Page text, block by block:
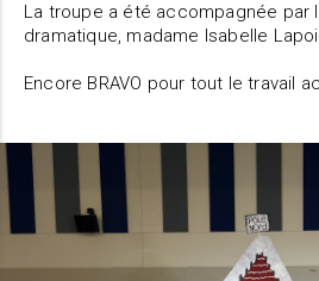
La troupe a été accompagnée par
dramatique, madame Isabelle
Encore BRAVO pour tout le travail